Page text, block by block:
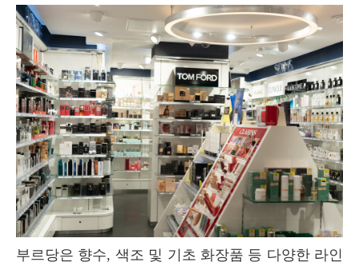
부르당은 향수, 색조 및 기초 화장품 등 다양한 라인